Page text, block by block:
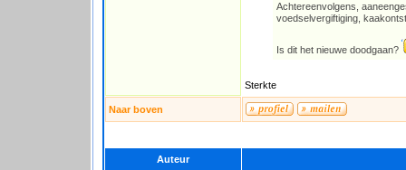
Achtereenvolgens,
voedselvergiftiging,
Is dit het nieuwe doodgaan?
Sterkte
Naar boven
Auteur